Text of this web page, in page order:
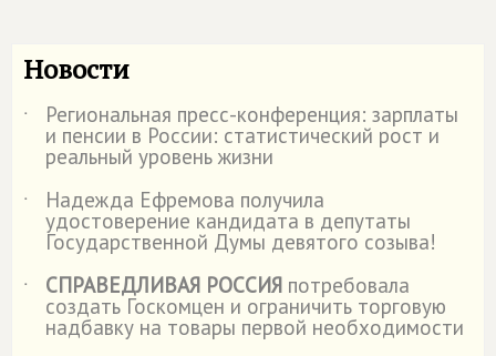
Новости
˙ Региональная пресс-конференция: зарплаты
и пенсии в России: статистический рост и
реальный уровень жизни
˙
Надежда Ефремова получила
удостоверение кандидата в депутаты
Государственной Думы девятого созыва!
˙
СПРАВЕДЛИВАЯ РОССИЯ потребовала
создать Госкомцен и ограничить торговую
надбавку на товары первой необходимости